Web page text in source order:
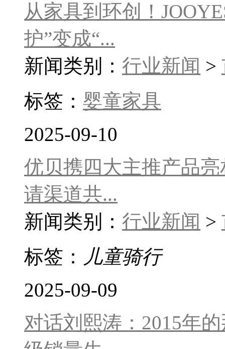
从家具到环创！
护”变成“...
新闻类别： 行业新闻 >
标签： 婴童家具
2025-09-10
优贝携四大主推产品
请渠道共...
新闻类别： 行业新闻 >
标签： 儿童骑行
2025-09-09
对话刘熙涛：2015年